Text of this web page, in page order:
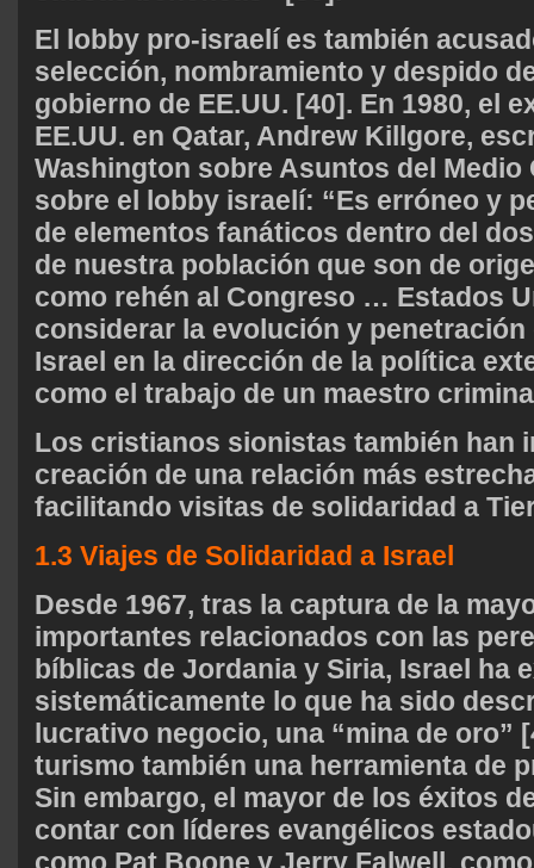
El lobby pro-israelí es también
selección, nombramiento y despido
gobierno de EE.UU. [40]. En 1980, el
EE.UU. en Qatar, Andrew Killgore,
Washington sobre Asuntos del Medio
sobre el lobby israelí: “Es erróneo y
de elementos fanáticos dentro del
de nuestra población que son de
como rehén al Congreso … Estados
considerar la evolución y penetración
Israel en la dirección de la política
como el trabajo de un maestro
Los cristianos sionistas también han
creación de una relación más
facilitando visitas de solidaridad a
1.3 Viajes de Solidaridad a Israel
Desde 1967, tras la captura de la
importantes relacionados con las
bíblicas de Jordania y Siria, Israel ha
sistemáticamente lo que ha sido
lucrativo negocio, una “mina de oro”
turismo también una herramienta de
Sin embargo, el mayor de los éxitos
contar con líderes evangélicos
como Pat Boone y Jerry Falwell,